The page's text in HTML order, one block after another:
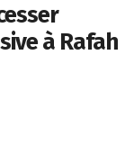
à Rafah